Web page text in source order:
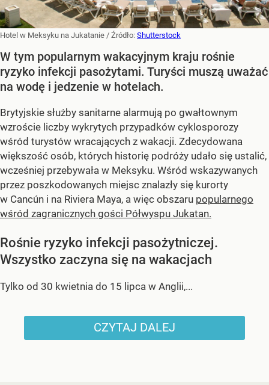
Hotel w Meksyku na Jukatanie / Źródło: Shutterstock
W tym popularnym wakacyjnym kraju rośnie
ryzyko infekcji pasożytami. Turyści muszą uważać
na wodę i jedzenie w hotelach.
Brytyjskie służby sanitarne alarmują po gwałtownym
wzroście liczby wykrytych przypadków cyklosporozy
wśród turystów wracających z wakacji. Zdecydowana
większość osób, których historię podróży udało się ustalić,
wcześniej przebywała w Meksyku. Wśród wskazywanych
przez poszkodowanych miejsc znalazły się kurorty
w Cancún i na Riviera Maya, a więc obszaru popularnego
wśród zagranicznych gości Półwyspu Jukatan.
Rośnie ryzyko infekcji pasożytniczej.
Wszystko zaczyna się na wakacjach
Tylko od 30 kwietnia do 15 lipca w Anglii,...
CZYTAJ DALEJ